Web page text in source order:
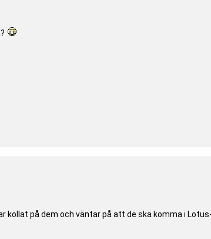
kollat på dem och väntar på att de ska komma i